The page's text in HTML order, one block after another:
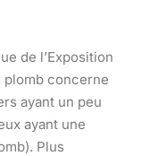
de l’Exposition
plomb concerne
ayant un peu
ayant une
Plus